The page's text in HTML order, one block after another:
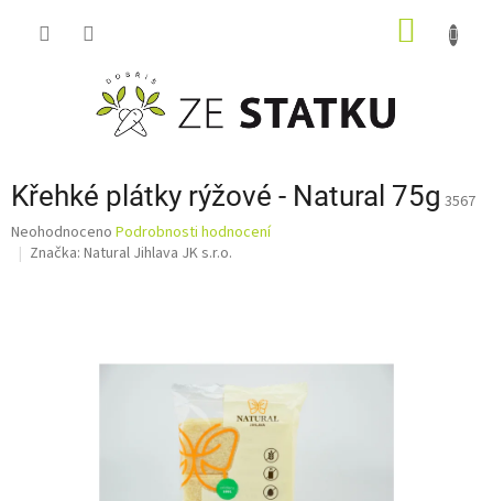
Křehké plátky rýžové - Natural 75g 3567
Průměrné
hodnocení
Neohodnoceno Podrobnosti hodnocení
Značka: Natural Jihlava JK s.r.o.